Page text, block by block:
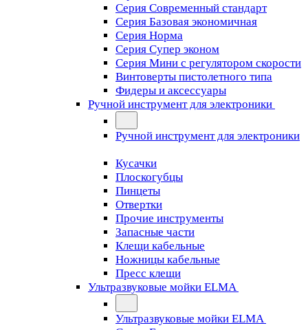
Серия Современный стандарт
Серия Базовая экономичная
Серия Норма
Серия Cупер эконом
Серия Мини с регулятором скорости
Винтоверты пистолетного типа
Фидеры и аксессуары
Ручной инструмент для электроники
Ручной инструмент для электроники
Кусачки
Плоскогубцы
Пинцеты
Отвертки
Прочие инструменты
Запасные части
Клещи кабельные
Ножницы кабельные
Пресс клещи
Ультразвуковые мойки ELMA
Ультразвуковые мойки ELMA